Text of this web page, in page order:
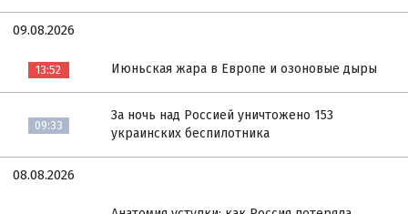
09.08.2026
13:52 Июньская жара в Европе и озоновые дыры
09:33
За ночь над Россией уничтожено 153
украинских беспилотника
08.08.2026